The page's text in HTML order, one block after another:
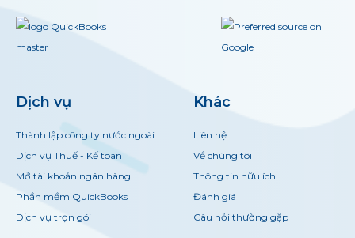
Dịch vụ
Thành lập công ty nước ngoài
Dịch vụ Thuế - Kế toán
Mở tài khoản ngân hàng
Phần mềm QuickBooks
Dịch vụ trọn gói
Khác
Liên hệ
Về chúng tôi
Thông tin hữu ích
Đánh giá
Câu hỏi thường gặp